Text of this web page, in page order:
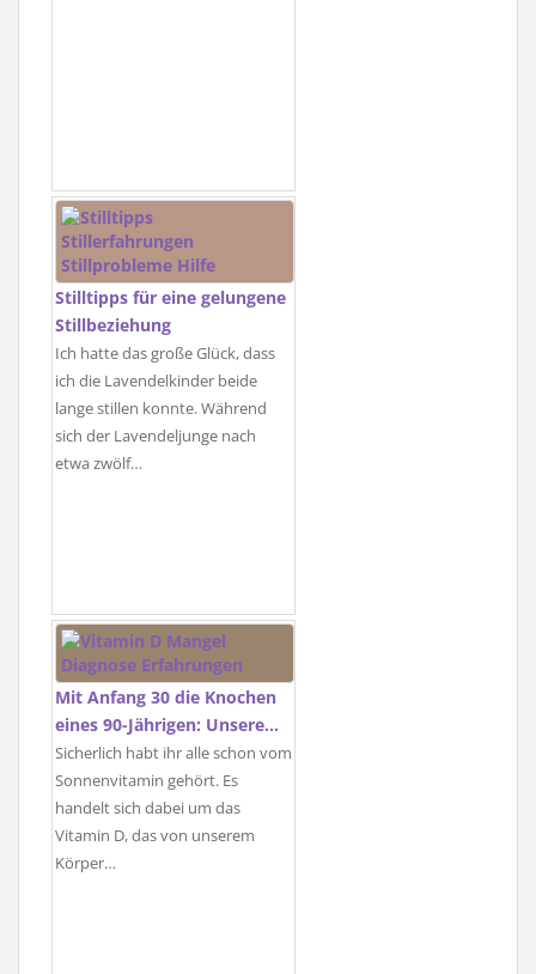
Stilltipps für eine gelungene
Stillbeziehung
Ich hatte das große Glück, dass
ich die Lavendelkinder beide
lange stillen konnte. Während
sich der Lavendeljunge nach
etwa zwölf…
Mit Anfang 30 die Knochen
eines 90-Jährigen: Unsere…
Sicherlich habt ihr alle schon vom
Sonnenvitamin gehört. Es
handelt sich dabei um das
Vitamin D, das von unserem
Körper…